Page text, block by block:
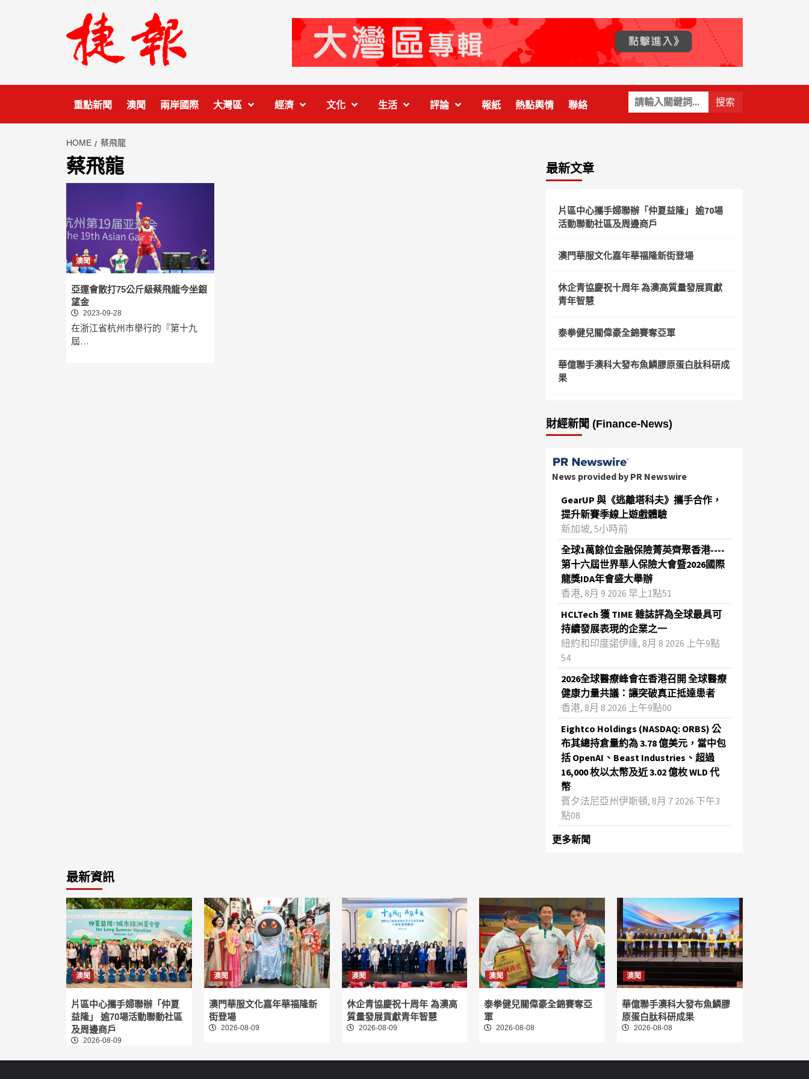
關
鍵
字:
重點新聞 澳聞 兩岸國際 大灣區 經濟 文化 生活 評論 報紙 熱點輿情 聯絡
HOME 蔡飛龍
蔡飛龍
澳聞
亞運會散打75公斤級蔡飛龍今坐銀
望金
2023-09-28
在浙江省杭州巿舉行的『第十九
屆…
最新文章
片區中心攜手婦聯辦「仲夏益隆」 逾70場
活動聯動社區及周邊商戶
澳門華服文化嘉年華福隆新街登場
休企青協慶祝十周年 為澳高質量發展貢獻
青年智慧
泰拳健兒關偉豪全錦賽奪亞軍
華億聯手澳科大發布魚鱗膠原蛋白肽科研成
果
財經新聞 (Finance-News)
News provided by PR Newswire
GearUP 與《逃離塔科夫》攜手合作，
提升新賽季線上遊戲體驗
新加坡, 5小時前
全球1萬餘位金融保險菁英齊聚香港----
第十六屆世界華人保險大會暨2026國際
龍獎IDA年會盛大舉辦
香港, 8月 9 2026 早上1點51
HCLTech 獲 TIME 雜誌評為全球最具可
持續發展表現的企業之一
紐約和印度諾伊達, 8月 8 2026 上午9點
54
2026全球醫療峰會在香港召開 全球醫療
健康力量共議：讓突破真正抵達患者
香港, 8月 8 2026 上午9點00
Eightco Holdings (NASDAQ: ORBS) 公
布其總持倉量約為 3.78 億美元，當中包
括 OpenAI、Beast Industries、超過
16,000 枚以太幣及近 3.02 億枚 WLD 代
幣
賓夕法尼亞州伊斯頓, 8月 7 2026 下午3
點08
更多新聞
最新資訊
澳聞
片區中心攜手婦聯辦「仲夏
益隆」 逾70場活動聯動社區
及周邊商戶
2026-08-09
澳聞
澳門華服文化嘉年華福隆新
街登場
2026-08-09
澳聞
休企青協慶祝十周年 為澳高
質量發展貢獻青年智慧
2026-08-09
澳聞
泰拳健兒關偉豪全錦賽奪亞
軍
2026-08-08
澳聞
華億聯手澳科大發布魚鱗膠
原蛋白肽科研成果
2026-08-08